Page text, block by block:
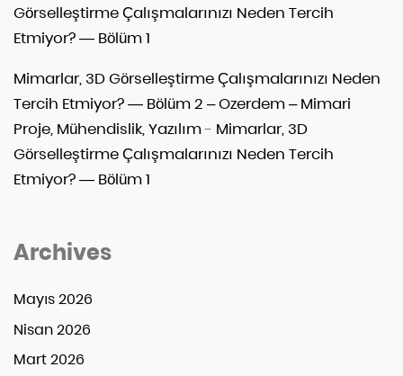
Görselleştirme Çalışmalarınızı Neden Tercih
Etmiyor? — Bölüm 1
Mimarlar, 3D Görselleştirme Çalışmalarınızı Neden
Tercih Etmiyor? — Bölüm 2 – Ozerdem – Mimari
Proje, Mühendislik, Yazılım- Mimarlar, 3D
Görselleştirme Çalışmalarınızı Neden Tercih
Etmiyor? — Bölüm 1
Archives
Mayıs 2026
Nisan 2026
Mart 2026